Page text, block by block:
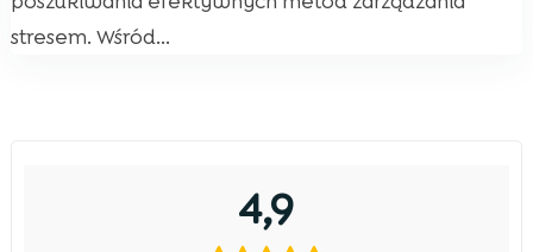
stresem. Wśród...
4,9